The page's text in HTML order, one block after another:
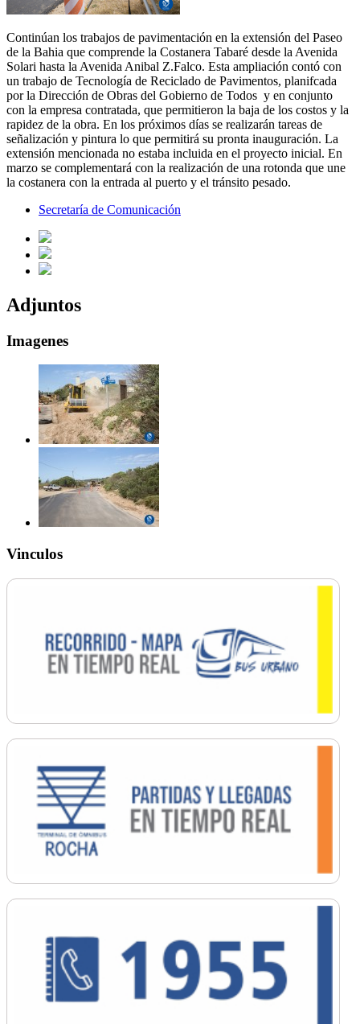
Continúan los trabajos de pavimentación en la extensión del Paseo
de la Bahia que comprende la Costanera Tabaré desde la Avenida
Solari hasta la Avenida Anibal Z.Falco. Esta ampliación contó con
un trabajo de Tecnología de Reciclado de Pavimentos, planifcada
por la Dirección de Obras del Gobierno de Todos y en conjunto
con la empresa contratada, que permitieron la baja de los costos y la
rapidez de la obra. En los próximos días se realizarán tareas de
señalización y pintura lo que permitirá su pronta inauguración. La
extensión mencionada no estaba incluida en el proyecto inicial. En
marzo se complementará con la realización de una rotonda que une
la costanera con la entrada al puerto y el tránsito pesado.
Secretaría de Comunicación
Adjuntos
Imagenes
Vinculos